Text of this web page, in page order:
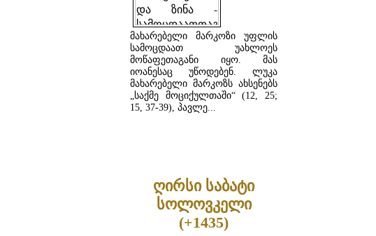
მახარებელი მარკოზი უფლის
სამოცდაათ უახლოეს
მოწაფეთაგანი იყო. მას
იოანესაც უწოდებენ. ლუკა
მახარებელი მარკოზს ახსენებს
„საქმე მოციქულთაში“ (12, 25;
15, 37-39), პავლე...
ღირსი საბატი
სოლოვკელი
(+1435)